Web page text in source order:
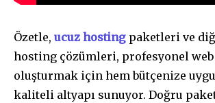
Özetle, ucuz hosting paketleri ve
hosting çözümleri, profesyonel
oluşturmak için hem bütçenize
kaliteli altyapı sunuyor. Doğru